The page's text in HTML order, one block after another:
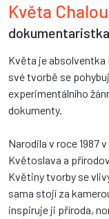
Květa
Květa je absolventka
své tvorbě se
experimentálního
dokumenty.
Narodila v roce 1987
Květoslava a
Květiny tvorby se
sama stojí za
inspiruje ji příroda,